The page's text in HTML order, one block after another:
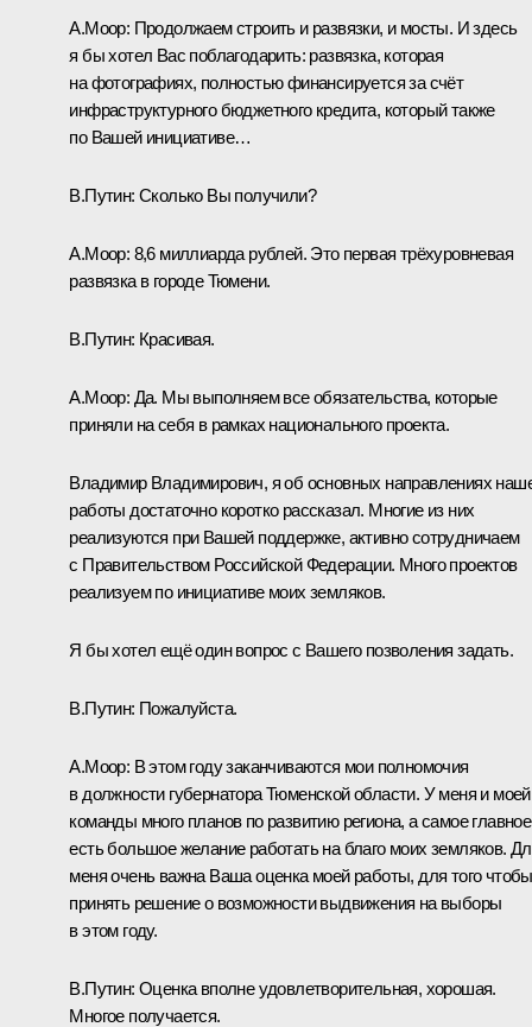
А.Моор: Продолжаем строить и развязки, и мосты. И здесь
я бы хотел Вас поблагодарить: развязка, которая
на фотографиях, полностью финансируется за счёт
инфраструктурного бюджетного кредита, который также
по Вашей инициативе…
В.Путин: Сколько Вы получили?
А.Моор: 8,6 миллиарда рублей. Это первая трёхуровневая
развязка в городе Тюмени.
В.Путин: Красивая.
А.Моор: Да. Мы выполняем все обязательства, которые
приняли на себя в рамках национального проекта.
Владимир Владимирович, я об основных направлениях
работы достаточно коротко рассказал. Многие из них
реализуются при Вашей поддержке, активно сотрудничаем
с Правительством Российской Федерации. Много проектов
реализуем по инициативе моих земляков.
Я бы хотел ещё один вопрос с Вашего позволения задать.
В.Путин: Пожалуйста.
А.Моор: В этом году заканчиваются мои полномочия
в должности губернатора Тюменской области. У меня и моей
команды много планов по развитию региона, а самое
есть большое желание работать на благо моих земляков.
меня очень важна Ваша оценка моей работы, для того чтобы
принять решение о возможности выдвижения на выборы
в этом году.
В.Путин: Оценка вполне удовлетворительная, хорошая.
Многое получается.